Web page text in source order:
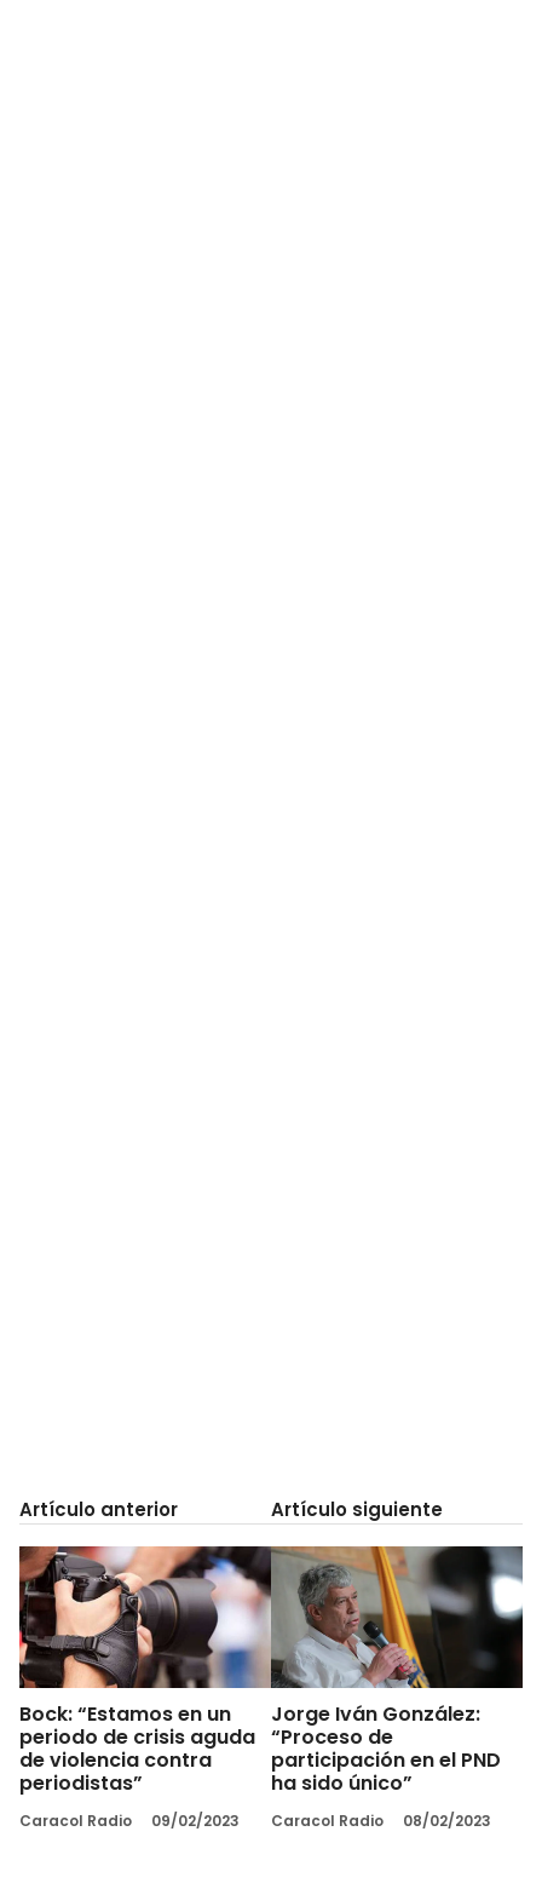
Artículo anterior
Bock: “Estamos en un
periodo de crisis aguda
de violencia contra
periodistas”
Caracol Radio 09/02/2023
Artículo siguiente
Jorge Iván González:
“Proceso de
participación en el PND
ha sido único”
Caracol Radio 08/02/2023